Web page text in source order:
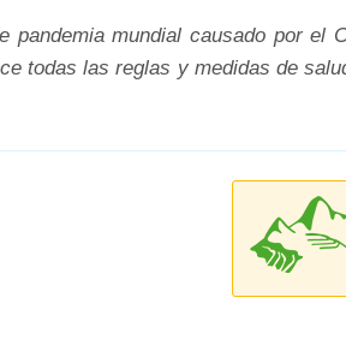
mundial causado por el
todas las reglas y medidas de